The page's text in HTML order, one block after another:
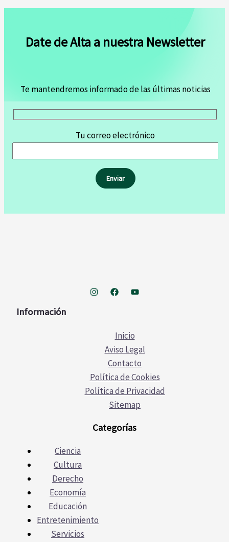
Date de Alta a nuestra Newsletter
Te mantendremos informado de las últimas noticias
Tu correo electrónico
Información
Inicio
Aviso Legal
Contacto
Política de Cookies
Política de Privacidad
Sitemap
Categorías
Ciencia
Cultura
Derecho
Economía
Educación
Entretenimiento
Servicios